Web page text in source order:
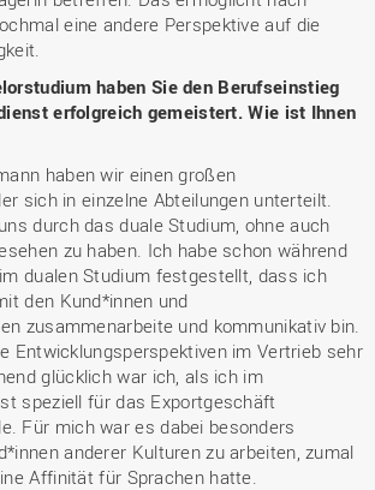
eine andere Perspektive auf die
haben Sie den Berufseinstieg
erfolgreich gemeistert. Wie ist Ihnen
haben wir einen großen
sich in einzelne Abteilungen unterteilt.
durch das duale Studium, ohne auch
zu haben. Ich habe schon während
dualen Studium festgestellt, dass ich
den Kund*innen und
zusammenarbeite und kommunikativ bin.
Entwicklungsperspektiven im Vertrieb sehr
glücklich war ich, als ich im
speziell für das Exportgeschäft
Für mich war es dabei besonders
anderer Kulturen zu arbeiten, zumal
Affinität für Sprachen hatte.